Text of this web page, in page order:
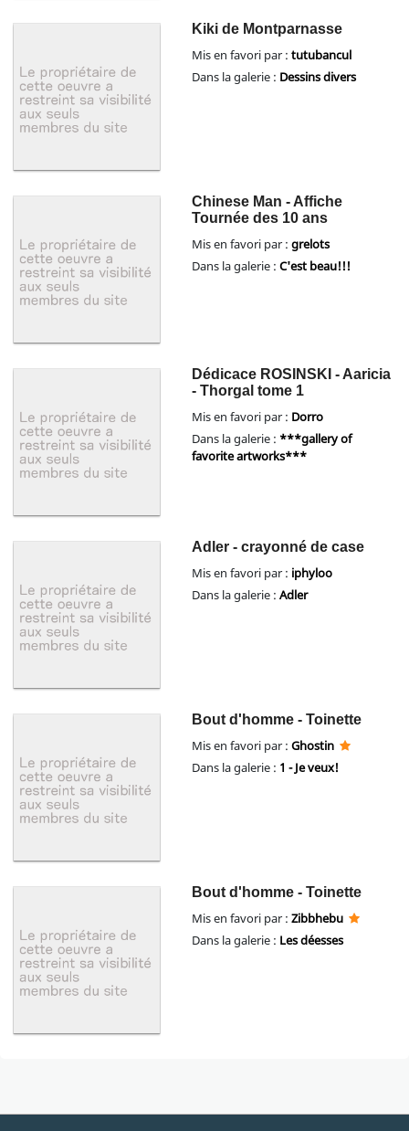
Kiki de Montparnasse
Mis en favori par : tutubancul
Dans la galerie : Dessins divers
Chinese Man - Affiche
Tournée des 10 ans
Mis en favori par : grelots
Dans la galerie : C'est beau!!!
Dédicace ROSINSKI - Aaricia
- Thorgal tome 1
Mis en favori par : Dorro
Dans la galerie : ***gallery of
favorite artworks***
Adler - crayonné de case
Mis en favori par : iphyloo
Dans la galerie : Adler
Bout d'homme - Toinette
Mis en favori par : Ghostin
Dans la galerie : 1 - Je veux!
Bout d'homme - Toinette
Mis en favori par : Zibbhebu
Dans la galerie : Les déesses